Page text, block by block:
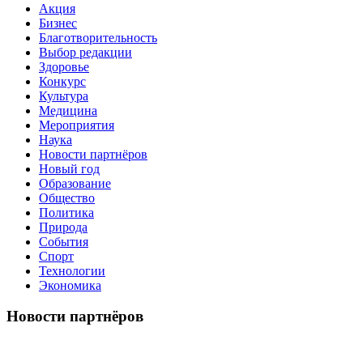
Акция
Бизнес
Благотворительность
Выбор редакции
Здоровье
Конкурс
Культура
Медицина
Мероприятия
Наука
Новости партнёров
Новый год
Образование
Общество
Политика
Природа
События
Спорт
Технологии
Экономика
Новости партнёров